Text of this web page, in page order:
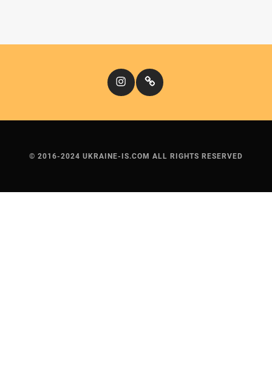
InstagramКіномандри
© 2016-2024 UKRAINE-IS.COM ALL RIGHTS RESERVED